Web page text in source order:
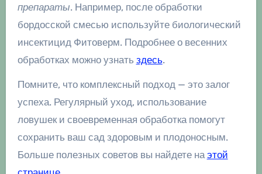
препараты. Например, после обработки
бордосской смесью используйте биологический
инсектицид Фитоверм. Подробнее о весенних
обработках можно узнать здесь.
Помните, что комплексный подход — это залог
успеха. Регулярный уход, использование
ловушек и своевременная обработка помогут
сохранить ваш сад здоровым и плодоносным.
Больше полезных советов вы найдете наэтой